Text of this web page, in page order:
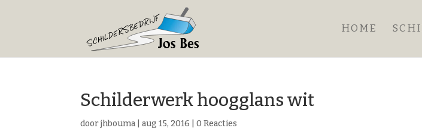
HOME
Schilderwerk hoogglans wit
doorjhbouma|aug 15, 2016 |0 Reacties